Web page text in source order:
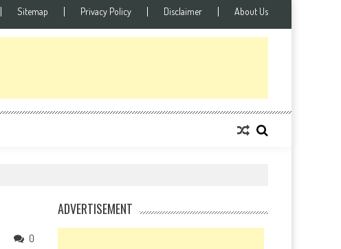
Sitemap Privacy Policy Disclaimer About Us
0
ADVERTISEMENT